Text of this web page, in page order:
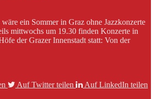
ein Sommer in Graz ohne Jazzkonzerte
mittwochs um 19.30 finden Konzerte in
der Grazer Innenstadt statt: Von der
Auf Twitter teilen
Auf LinkedIn teilen